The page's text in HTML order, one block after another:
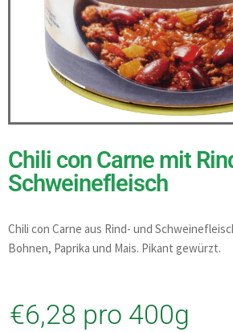
Chili con Carne mit
Schweinefleisch
Chili con Carne aus Rind- und
Bohnen, Paprika und Mais. Pikant gewürzt.
€6,28 pro 400g